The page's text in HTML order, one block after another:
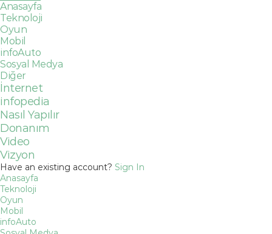
Anasayfa
Teknoloji
Oyun
Mobil
infoAuto
Sosyal Medya
Diğer
İnternet
infopedia
Nasıl Yapılır
Donanım
Video
Vizyon
Have an existing account? Sign In
Anasayfa
Teknoloji
Oyun
Mobil
infoAuto